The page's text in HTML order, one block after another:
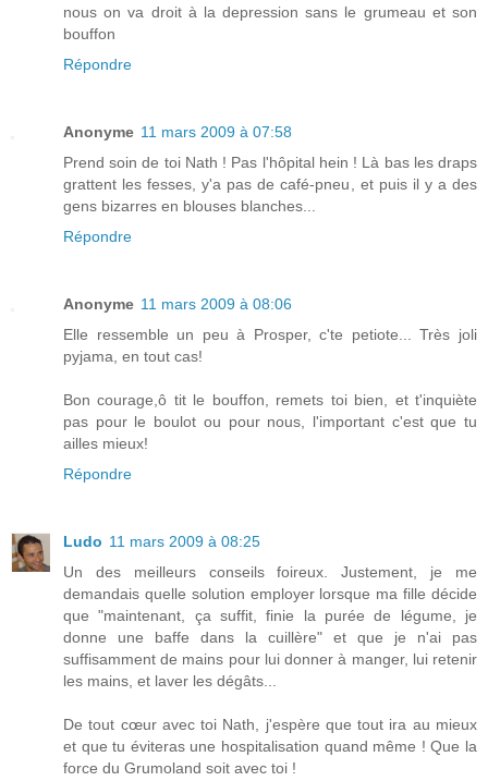
nous on va droit à la depression sans le grumeau et son
bouffon
Répondre
Anonyme 11 mars 2009 à 07:58
Prend soin de toi Nath ! Pas l'hôpital hein ! Là bas les draps
grattent les fesses, y'a pas de café-pneu, et puis il y a des
gens bizarres en blouses blanches...
Répondre
Anonyme 11 mars 2009 à 08:06
Elle ressemble un peu à Prosper, c'te petiote... Très joli
pyjama, en tout cas!
Bon courage,ô tit le bouffon, remets toi bien, et t'inquiète
pas pour le boulot ou pour nous, l'important c'est que tu
ailles mieux!
Répondre
Ludo 11 mars 2009 à 08:25
Un des meilleurs conseils foireux. Justement, je me
demandais quelle solution employer lorsque ma fille décide
que "maintenant, ça suffit, finie la purée de légume, je
donne une baffe dans la cuillère" et que je n'ai pas
suffisamment de mains pour lui donner à manger, lui retenir
les mains, et laver les dégâts...
De tout cœur avec toi Nath, j'espère que tout ira au mieux
et que tu éviteras une hospitalisation quand même ! Que la
force du Grumoland soit avec toi !